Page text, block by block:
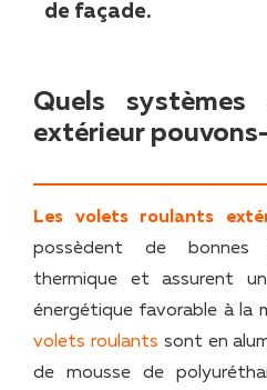
de façade.
Quels systèmes
extérieur
Les volets roulants
possèdent de bonnes
thermique et assurent
énergétique favorable à la
volets roulants sont en
de mousse de